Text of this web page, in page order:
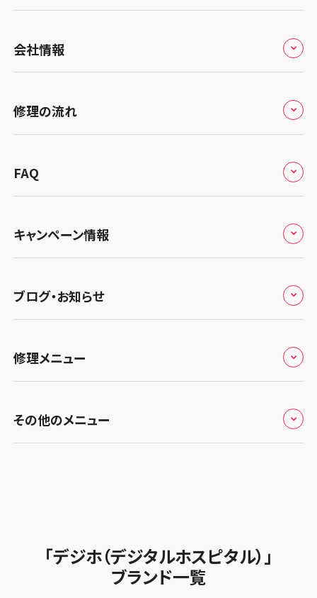
北海道・東北
スマホスピタル大丸札幌
関東
スマホスピタル宇都宮
スマホスピタル 高崎
スマホスピタル鴻巣
スマホスピタル テルル三芳
スマホスピタル 熊谷
スマホスピタル ゲオデジタルベース川口元郷
スマホスピタル埼玉大宮
スマホスピタル テルル蒲生
スマホスピタル テルル新越谷
スマホスピタル テルル草加花栗
スマホスピタル テルル東川口
スマホスピタル テルル松戸五香
北陸・甲信越
スマホスピタルアル・プラザ小松
スマホスピタル 北陸総合修理センター
スマホスピタル 長野
東海
スマホスピタル岐阜
スマホスピタル 浜松
スマホスピタル静岡パルコ
スマホスピタル 藤枝
スマホスピタル名古屋駅前
スマホスピタル名古屋金山
スマホスピタル 大府
スマホスピタル 西枇杷島
スマホスピタル平和が丘
スマホスピタル春日井勝川
関西
スマホスピタル 大阪梅田
スマホスピタル by デジホ 梅田地下（うめちか）
スマホスピタル京橋
スマホスピタル難波
スマホスピタルイオンタウン茨木太田
スマホスピタル住道オペラパーク
スマホスピタル東大阪ロンモール布施
中国・四国
スマホスピタル岡山駅前
スマホスピタル西条
スマホスピタル by デジホ マークイズ福岡もも
ち
スマホスピタル福岡天神
スマホスピタル熊本下通
スマホスピタル GODOモバイル大分府内町
会社情報
会社概要
総務省登録業者
特定商取引法に関する表記
プライバシーポリシー
郵送修理依頼
修理の流れ
郵送修理の流れ
FAQ
キャンペーン情報
キャンペーン一覧
ブログ・お知らせ
お知らせ
修理メニュー
iPhone修理メニュー
MacBook修理メニュー
その他のメニュー
FCNTスマートフォン修理
「デジホ（デジタルホスピタル）」
ブランド一覧